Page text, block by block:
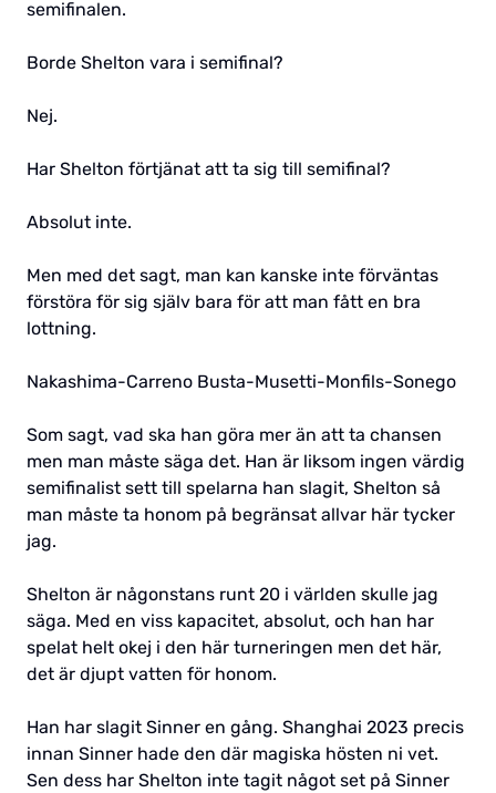
semifinalen.
Borde Shelton vara i semifinal?
Nej.
Har Shelton förtjänat att ta sig till semifinal?
Absolut inte.
Men med det sagt, man kan kanske inte förväntas
förstöra för sig själv bara för att man fått en bra
lottning.
Nakashima-Carreno Busta-Musetti-Monfils-Sonego
Som sagt, vad ska han göra mer än att ta chansen
men man måste säga det. Han är liksom ingen värdig
semifinalist sett till spelarna han slagit, Shelton så
man måste ta honom på begränsat allvar här tycker
jag.
Shelton är någonstans runt 20 i världen skulle jag
säga. Med en viss kapacitet, absolut, och han har
spelat helt okej i den här turneringen men det här,
det är djupt vatten för honom.
Han har slagit Sinner en gång. Shanghai 2023 precis
innan Sinner hade den där magiska hösten ni vet.
Sen dess har Shelton inte tagit något set på Sinner